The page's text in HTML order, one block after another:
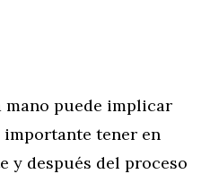
mano puede implicar
importante tener en
y después del proceso